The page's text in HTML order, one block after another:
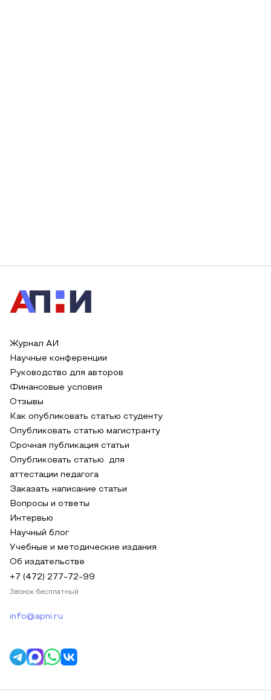
Журнал АИ
Научные конференции
Руководство для авторов
Финансовые условия
Отзывы
Как опубликовать статью студенту
Опубликовать статью магистранту
Срочная публикация статьи
Опубликовать статью для
аттестации педагога
Заказать написание статьи
Вопросы и ответы
Интервью
Научный блог
Учебные и методические издания
Об издательстве
+7 (472) 277-72-99
Звонок бесплатный
info@apni.ru